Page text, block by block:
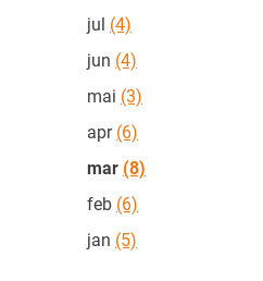
jul (4)
jun (4)
mai (3)
apr(6)
mar (8)
feb (6)
jan (5)